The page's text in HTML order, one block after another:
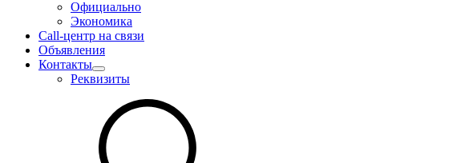
Официально
Экономика
Call-центр на связи
Объявления
Контакты
Реквизиты